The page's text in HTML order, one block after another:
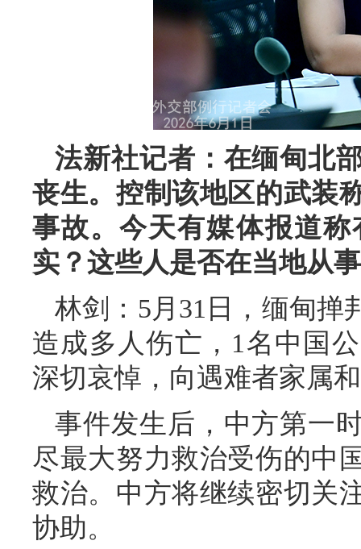
法新社记者：在缅甸北
丧生。控制该地区的武装
事故。今天有媒体报道
实？这些人是否在当地从
林剑：5月31日，缅甸掸
造成多人伤亡，1名中国
深切哀悼，向遇难者家属
事件发生后，中方第一
尽最大努力救治受伤的中
救治。中方将继续密切关
协助。